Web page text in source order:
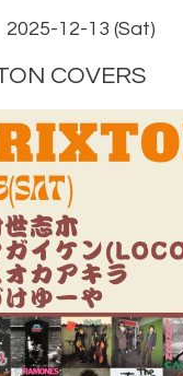
2025-12-13 (Sat)
COVERS